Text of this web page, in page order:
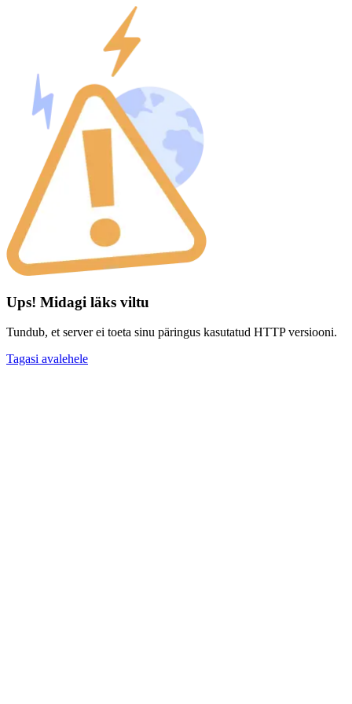
Ups! Midagi läks viltu
Tundub, et server ei toeta sinu päringus kasutatud HTTP versiooni.
Tagasi avalehele